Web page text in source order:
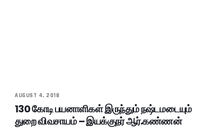
AUGUST 4, 2018
130 கோடி பயனாளிகள் இருந்தும் நஷ்டமடையும்
துறை விவசாயம் – இயக்குநர் ஆர்.கண்ணன்